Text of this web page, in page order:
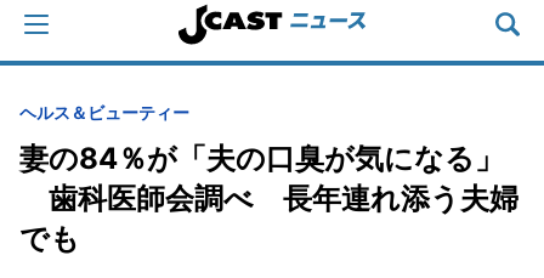
ヘルス＆ビューティー
妻の84％が「夫の口臭が気になる」
歯科医師会調べ 長年連れ添う夫婦
でも